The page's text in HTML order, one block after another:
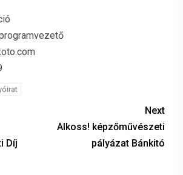
Díj
Next
Alkoss! képzőművészeti
pályázat Bánkitó